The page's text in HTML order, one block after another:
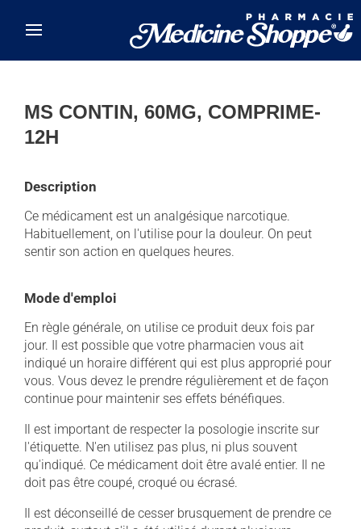
MS CONTIN, 60MG, COMPRIME-
12H
Description
Ce médicament est un analgésique narcotique.
Habituellement, on l'utilise pour la douleur. On peut
sentir son action en quelques heures.
Mode d'emploi
En règle générale, on utilise ce produit deux fois par
jour. Il est possible que votre pharmacien vous ait
indiqué un horaire différent qui est plus approprié pour
vous. Vous devez le prendre régulièrement et de façon
continue pour maintenir ses effets bénéfiques.
Il est important de respecter la posologie inscrite sur
l'étiquette. N'en utilisez pas plus, ni plus souvent
qu'indiqué. Ce médicament doit être avalé entier. Il ne
doit pas être coupé, croqué ou écrasé.
Il est déconseillé de cesser brusquement de prendre ce